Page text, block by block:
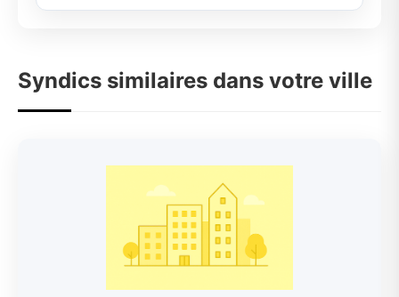
Syndics similaires dans votre ville